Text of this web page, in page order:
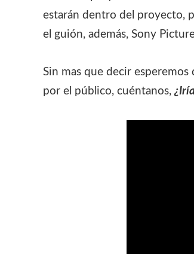
estarán dentro del proyecto,
el guión, además, Sony
Sin mas que decir
por el público, cuéntanos,